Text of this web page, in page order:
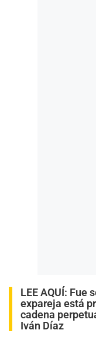
LEE AQUÍ: Fue
expareja está
cadena
Iván Díaz